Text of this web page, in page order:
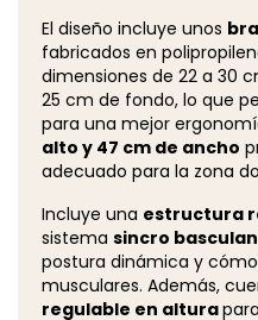
El diseño incluye unos
fabricados en
dimensiones de 22 a 30
25 cm de fondo, lo que
para una mejor
alto y 47 cm de ancho
adecuado para la zona
Incluye una estructura
sistema sincro
postura dinámica y
musculares. Además,
regulable en altura